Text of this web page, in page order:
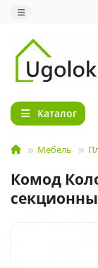
Каталог
Мебель
Комод